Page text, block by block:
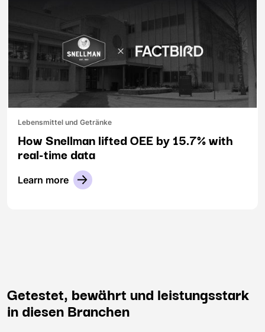
Lebensmittel und Getränke
How Snellman lifted OEE by 15.7% with
real-time data
Learn more
Getestet, bewährt und leistungsstark
in diesen Branchen